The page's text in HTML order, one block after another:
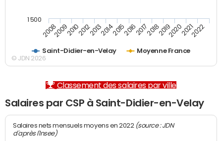
Saint-Didier-en-Velay Moyenne France
20082009201020122013201420152016201720182019202020212022
1 500
© JDN 2026
Classement des salaires par ville
Salaires par CSP à Saint-Didier-en-Velay
Salaires nets mensuels moyens en 2022 (source : JDN
d'après l'Insee)